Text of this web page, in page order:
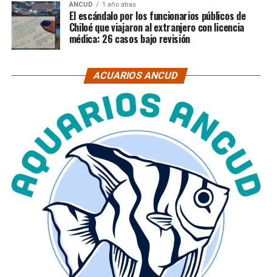
ANCUD 1 año atras
El escándalo por los funcionarios públicos de
Chiloé que viajaron al extranjero con licencia
médica: 26 casos bajo revisión
ACUARIOS ANCUD